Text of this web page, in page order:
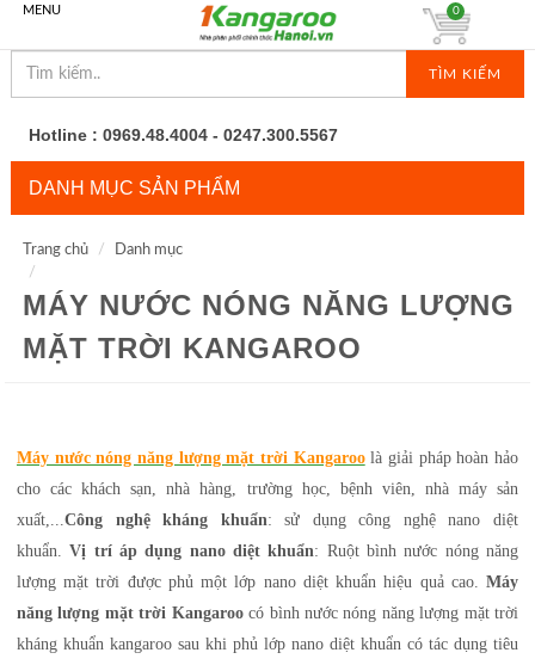
MENU
TÌM KIẾM
0
Hotline : 0969.48.4004 - 0247.300.5567
DANH MỤC SẢN PHẨM
Trang chủ Danh mục
MÁY NƯỚC NÓNG NĂNG LƯỢNG
MẶT TRỜI KANGAROO
Máy nước nóng năng lượng mặt trời Kangaroolà giải pháp hoàn hảo
cho các khách sạn, nhà hàng, trường học, bệnh viên, nhà máy sản
xuất,...Công nghệ kháng khuẩn: sử dụng công nghệ nano diệt
khuẩn.Vị trí áp dụng nano diệt khuẩn: Ruột bình nước nóng năng
lượng mặt trời được phủ một lớp nano diệt khuẩn hiệu quả cao.Máy
năng lượng mặt trời Kangaroocó bình nước nóng năng lượng mặt trời
kháng khuẩn kangaroo sau khi phủ lớp nano diệt khuẩn có tác dụng tiêu